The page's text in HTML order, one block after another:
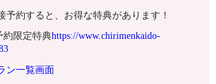
予約すると、お得な特典があります！
限定特典https://www.chirimenkaido-
ン一覧画面